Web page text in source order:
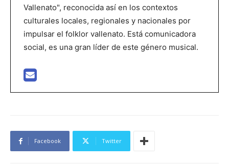
Vallenato", reconocida así en los contextos
culturales locales, regionales y nacionales por
impulsar el folklor vallenato. Está comunicadora
social, es una gran líder de este género musical.
Facebook Twitter